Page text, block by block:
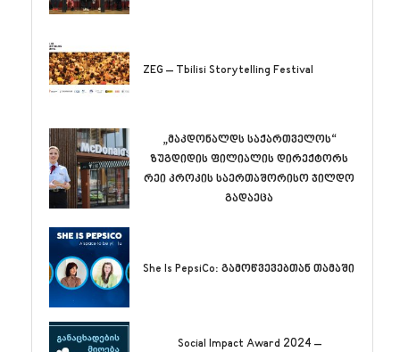
ZEG – Tbilisi Storytelling Festival
„მაკდონალდს საქართველოს“
ზუგდიდის ფილიალის დირექტორს
რეი კროკის საერთაშორისო ჯილდო
გადაეცა
She Is PepsiCo: გამოწვევებთან თამაში
Social Impact Award 2024 –